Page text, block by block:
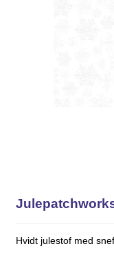
Hvidt julestof med